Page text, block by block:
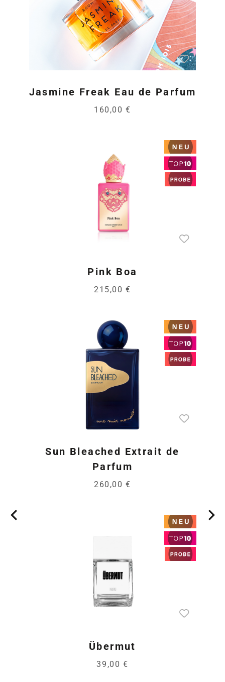
Jasmine Freak Eau de Parfum
160,00 €
Pink Boa
215,00 €
Sun Bleached Extrait de
Parfum
260,00 €
Übermut
39,00 €